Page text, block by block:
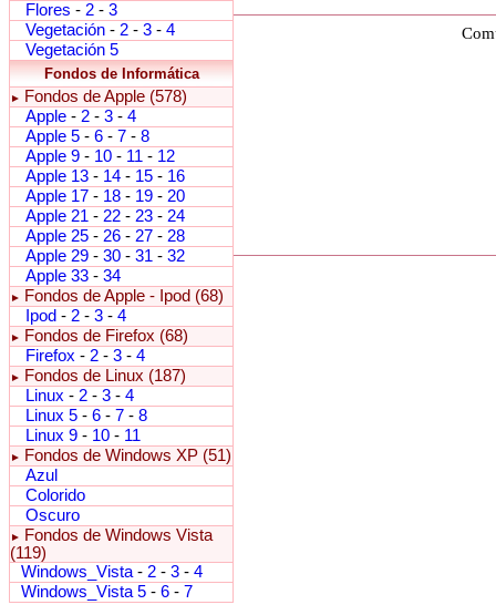
Flores - 2 - 3
Vegetación - 2 - 3 - 4
Vegetación 5
Fondos de Informática
►
Fondos de Apple (578)
Apple - 2 - 3 - 4
Apple 5 - 6 - 7 - 8
Apple 9 - 10 - 11 - 12
Apple 13 - 14 - 15 - 16
Apple 17 - 18 - 19 - 20
Apple 21 - 22 - 23 - 24
Apple 25 - 26 - 27 - 28
Apple 29 - 30 - 31 - 32
Apple 33 - 34
►
Fondos de Apple - Ipod (68)
Ipod - 2 - 3 - 4
►
Fondos de Firefox (68)
Firefox - 2 - 3 - 4
►
Fondos de Linux (187)
Linux - 2 - 3 - 4
Linux 5 - 6 - 7 - 8
Linux 9 - 10 - 11
►
Fondos de Windows XP (51)
Azul
Colorido
Oscuro
►
Fondos de Windows Vista
(119)
Windows_Vista - 2 - 3 - 4
Windows_Vista 5 - 6 - 7